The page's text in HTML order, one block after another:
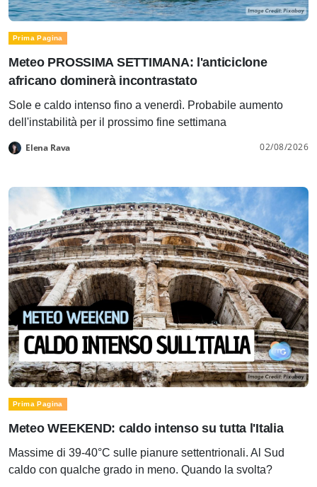
Prima Pagina
Meteo PROSSIMA SETTIMANA: l'anticiclone
africano dominerà incontrastato
Sole e caldo intenso fino a venerdì. Probabile aumento
dell'instabilità per il prossimo fine settimana
Elena Rava 02/08/2026
Prima Pagina
Meteo WEEKEND: caldo intenso su tutta l'Italia
Massime di 39-40°C sulle pianure settentrionali. Al Sud
caldo con qualche grado in meno. Quando la svolta?